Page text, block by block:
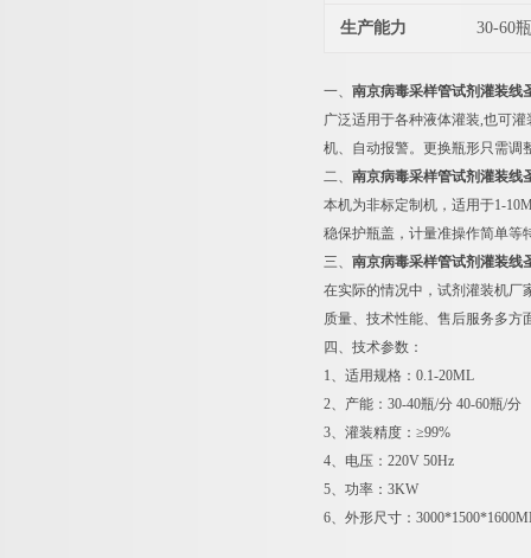
生产能力 30-60
一、 南京病毒采样管试剂灌装线
广泛适用于各种液体灌装,也可
机、自动报警。更换瓶形只需调
二、 南京病毒采样管试剂灌装线
本机为非标定制机，适用于1-
稳保护瓶盖，计量准操作简单等
三、 南京病毒采样管试剂灌装线
在实际的情况中，试剂灌装机厂
质量、技术性能、售后服务多方
四、技术参数：
1、适用规格：0.1-20ML
2、产能：30-40瓶/分 40-60瓶/分
3、灌装精度：≥99%
4、电压：220V 50Hz
5、功率：3KW
6、外形尺寸：